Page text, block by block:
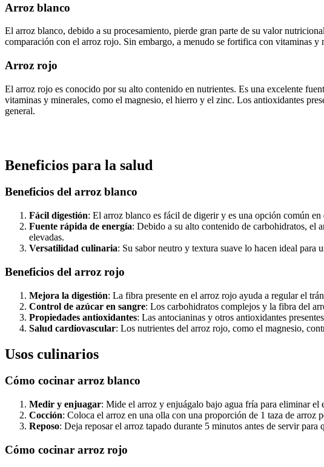
Arroz blanco
El arroz blanco, debido a su procesamiento, pierde gran parte de su valor
comparación con el arroz rojo. Sin embargo, a menudo se fortifica con vitaminas y
Arroz rojo
El arroz rojo es conocido por su alto contenido en nutrientes. Es una excelente
vitaminas y minerales, como el magnesio, el hierro y el zinc. Los antioxidantes
general.
Beneficios para la salud
Beneficios del arroz blanco
Fácil digestión: El arroz blanco es fácil de digerir y es una opción común
Fuente rápida de energía: Debido a su alto contenido de carbohidratos, el
elevadas.
Versatilidad culinaria: Su sabor neutro y textura suave lo hacen ideal para
Beneficios del arroz rojo
Mejora la digestión: La fibra presente en el arroz rojo ayuda a regular el
Control de azúcar en sangre: Los carbohidratos complejos y la fibra del
Propiedades antioxidantes: Las antocianinas y otros antioxidantes
Salud cardiovascular: Los nutrientes del arroz rojo, como el magnesio,
Usos culinarios
Cómo cocinar arroz blanco
Medir y enjuagar: Mide el arroz y enjuágalo bajo agua fría para eliminar el
Cocción: Coloca el arroz en una olla con una proporción de 1 taza de
Reposo: Deja reposar el arroz tapado durante 5 minutos antes de servir para
Cómo cocinar arroz rojo